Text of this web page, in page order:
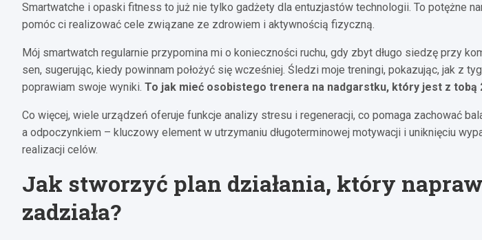
Smartwatche i opaski fitness to już nie tylko gadżety dla entuzjastów technologii. To potężne
pomóc ci realizować cele związane ze zdrowiem i aktywnością fizyczną.
Mój smartwatch regularnie przypomina mi o konieczności ruchu, gdy zbyt długo siedzę przy
sen, sugerując, kiedy powinnam położyć się wcześniej. Śledzi moje treningi, pokazując, jak z
poprawiam swoje wyniki. To jak mieć osobistego trenera na nadgarstku, który jest z tobą
Co więcej, wiele urządzeń oferuje funkcje analizy stresu i regeneracji, co pomaga zachować
a odpoczynkiem – kluczowy element w utrzymaniu długoterminowej motywacji i uniknięciu
realizacji celów.
Jak stworzyć plan działania, który
zadziała?